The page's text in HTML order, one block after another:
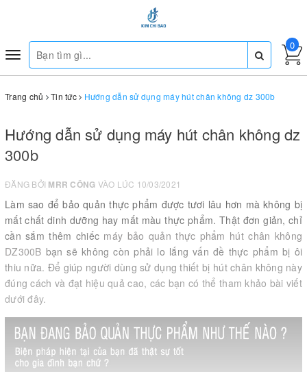
Toggle
navigation
0
Trang chủ Tin tức Hướng dẫn sử dụng máy hút chân không dz 300b
Hướng dẫn sử dụng máy hút chân không dz
300b
ĐĂNG BỞI MRR CÔNG VÀO LÚC 10/03/2021
Làm sao để bảo quản thực phẩm được tươi lâu hơn mà không bị
mất chất dinh dưỡng hay mất màu thực phẩm. Thật đơn giản, chỉ
cần sắm thêm chiếc máy bảo quản thực phẩm hút chân không
DZ300B bạn sẽ không còn phải lo lắng vấn đề thực phẩm bị ôi
thiu nữa. Để giúp người dùng sử dụng thiết bị hút chân không này
đúng cách và đạt hiệu quả cao, các bạn có thể tham khảo bài viết
dưới đây.